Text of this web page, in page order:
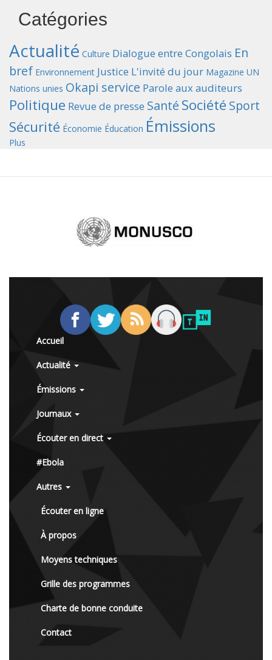
Catégories
Actualité Culture Dialogue entre Congolais En
bref Environnement Justice L'invité du jour Magazine UN
Nations unies Okapi service Parole aux auditeurs
Politique Revue de presse Santé Société Sport
Sécurité Économie Éducation Émissions
Plus
Accueil
Actualité
Émissions
Journaux
Écouter en direct
#Ebola
Autres
Écouter en ligne
À propos
Moyens techniques
Grille des programmes
Charte de bonne conduite
Contact